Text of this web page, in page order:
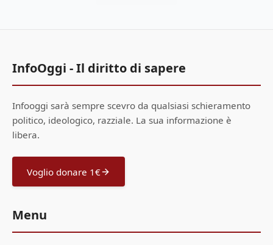
InfoOggi - Il diritto di sapere
Infooggi sarà sempre scevro da qualsiasi schieramento
politico, ideologico, razziale. La sua informazione è
libera.
Voglio donare 1€
Menu